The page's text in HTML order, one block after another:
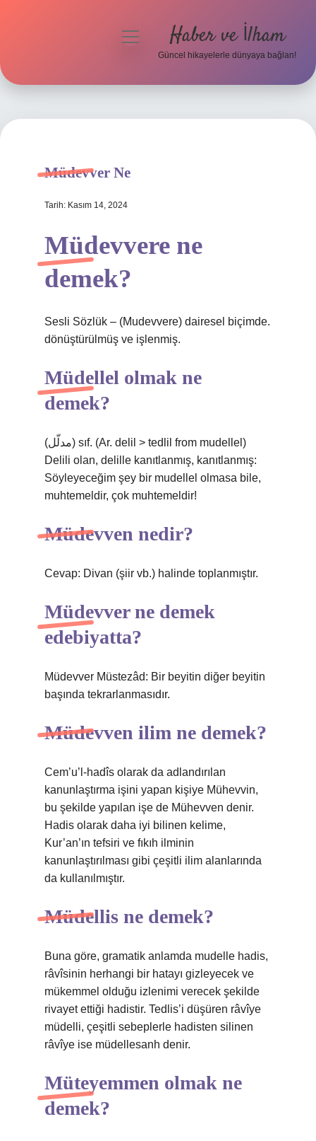
Hakkımızda
menüyü
Haber ve İlham
Güncel hikayelerle dünyaya bağlan!
Müdevver Ne
Tarih: Kasım 14, 2024
Müdevvere ne
demek?
Sesli Sözlük – (Mudevvere) dairesel biçimde.
dönüştürülmüş ve işlenmiş.
Müdellel olmak ne
demek?
(ﻣﺪﻟّﻞ) sıf. (Ar. delіl > tedlіl from mudellel)
Delili olan, delille kanıtlanmış, kanıtlanmış:
Söyleyeceğim şey bir mudellel olmasa bile,
muhtemeldir, çok muhtemeldir!
Müdevven nedir?
Cevap: Divan (şiir vb.) halinde toplanmıştır.
Müdevver ne demek
edebiyatta?
Müdevver Müstezâd: Bir beyitin diğer beyitin
başında tekrarlanmasıdır.
Müdevven ilim ne demek?
Cem’u’l-hadîs olarak da adlandırılan
kanunlaştırma işini yapan kişiye Mühevvin,
bu şekilde yapılan işe de Mühevven denir.
Hadis olarak daha iyi bilinen kelime,
Kur’an’ın tefsiri ve fıkıh ilminin
kanunlaştırılması gibi çeşitli ilim alanlarında
da kullanılmıştır.
Müdellis ne demek?
Buna göre, gramatik anlamda mudelle hadis,
râvîsinin herhangi bir hatayı gizleyecek ve
mükemmel olduğu izlenimi verecek şekilde
rivayet ettiği hadistir. Tedlis’i düşüren râvîye
müdelli, çeşitli sebeplerle hadisten silinen
râvîye ise müdellesanh denir.
Müteyemmen olmak ne
demek?